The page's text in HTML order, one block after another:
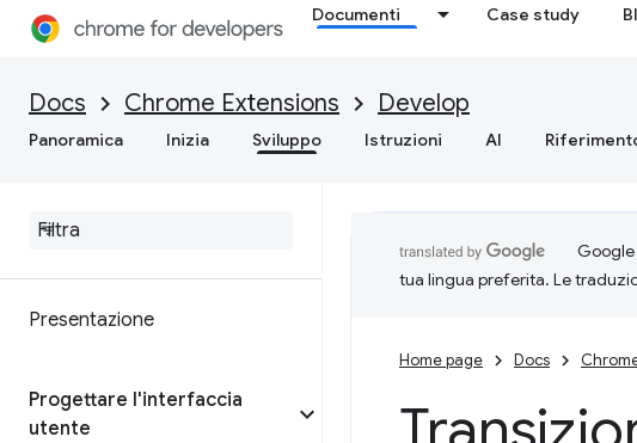
Documenti Case study
Docs Chrome Extensions Develop
Panoramica Inizia Sviluppo Istruzioni AI
Presentazione
Progettare l'interfaccia
utente
tua lingua preferita. Le
Home page Docs